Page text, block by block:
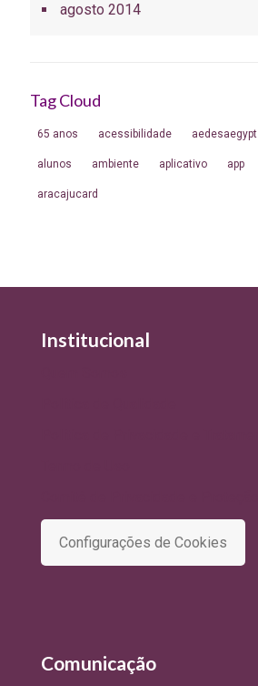
agosto 2014
Tag Cloud
65 anos acessibilidade aedesaegypt
alunos ambiente aplicativo app
aracajucard
Institucional
Configurações de Cookies
Comunicação